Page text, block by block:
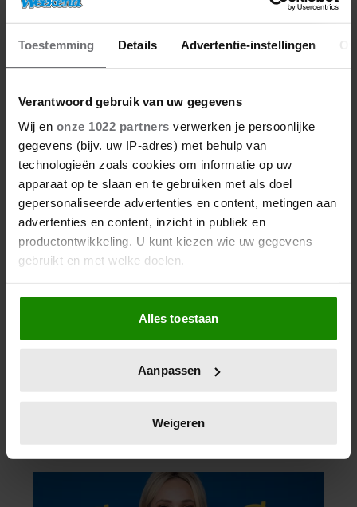
Toestemming Details Advertentie-instellingen
Verantwoord gebruik van uw gegevens
Wij en onze 1022 partners verwerken je persoonlijke
gegevens (bijv. uw IP-adres) met behulp van
technologieën zoals cookies om informatie op uw
apparaat op te slaan en te gebruiken met als doel
gepersonaliseerde advertenties en content, metingen aan
advertenties en content, inzicht in publiek en
productontwikkeling. U kunt kiezen wie uw gegevens
gebruikt en met welke doelen.
Als u het toestaat, willen we ook graag:
Informatie verzamelen over uw geografische
locatie, die tot een paar meter nauwkeurig kan zijn
scannen op specifieke eigenschappen (fingerprinting)
verwerkt en stel uw voorkeuren in het
intrekken in de Cookieverklaring.
We gebruiken cookies om content en advertenties te
Alles toestaan
Aanpassen
Weigeren